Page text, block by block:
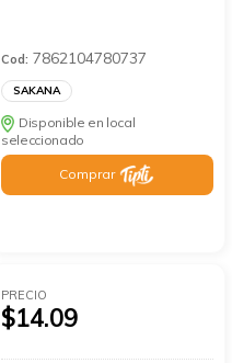
Cod: 7862104780737
SAKANA
Disponible en local
seleccionado
Comprar
PRECIO
$14.09